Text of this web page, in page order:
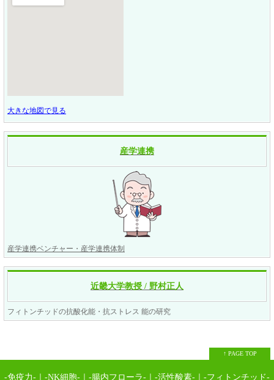
大きな地図で見る
産学連携
産学連携ベンチャー・産学連携体制
近畿大学教授 / 野村正人
フィトンチッドの抗酸化能・抗ストレス 能の研究
↑ PAGE TOP
-免疫力- -NK細胞- -腸内フローラ- -活性酸素- -フィトンチッド-